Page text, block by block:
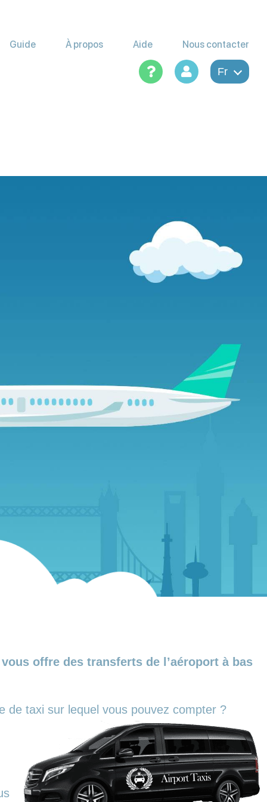
Guide À propos Aide Nous contacter
Fr
offre des transferts de l’aéroport à bas
de taxi sur lequel vous pouvez compter ?